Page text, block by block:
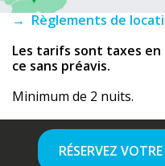
→ Règlements de
Les tarifs sont taxes
ce sans préavis.
Minimum de 2 nuits.
RÉSERVEZ